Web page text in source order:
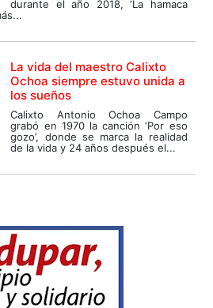
durante el año 2018, ‘La hamaca
La vida del maestro Calixto
Ochoa siempre estuvo unida a
los sueños
Calixto Antonio Ochoa Campo
grabó en 1970 la canción ‘Por eso
gozo’, donde se marca la realidad
de la vida y 24 años después el...